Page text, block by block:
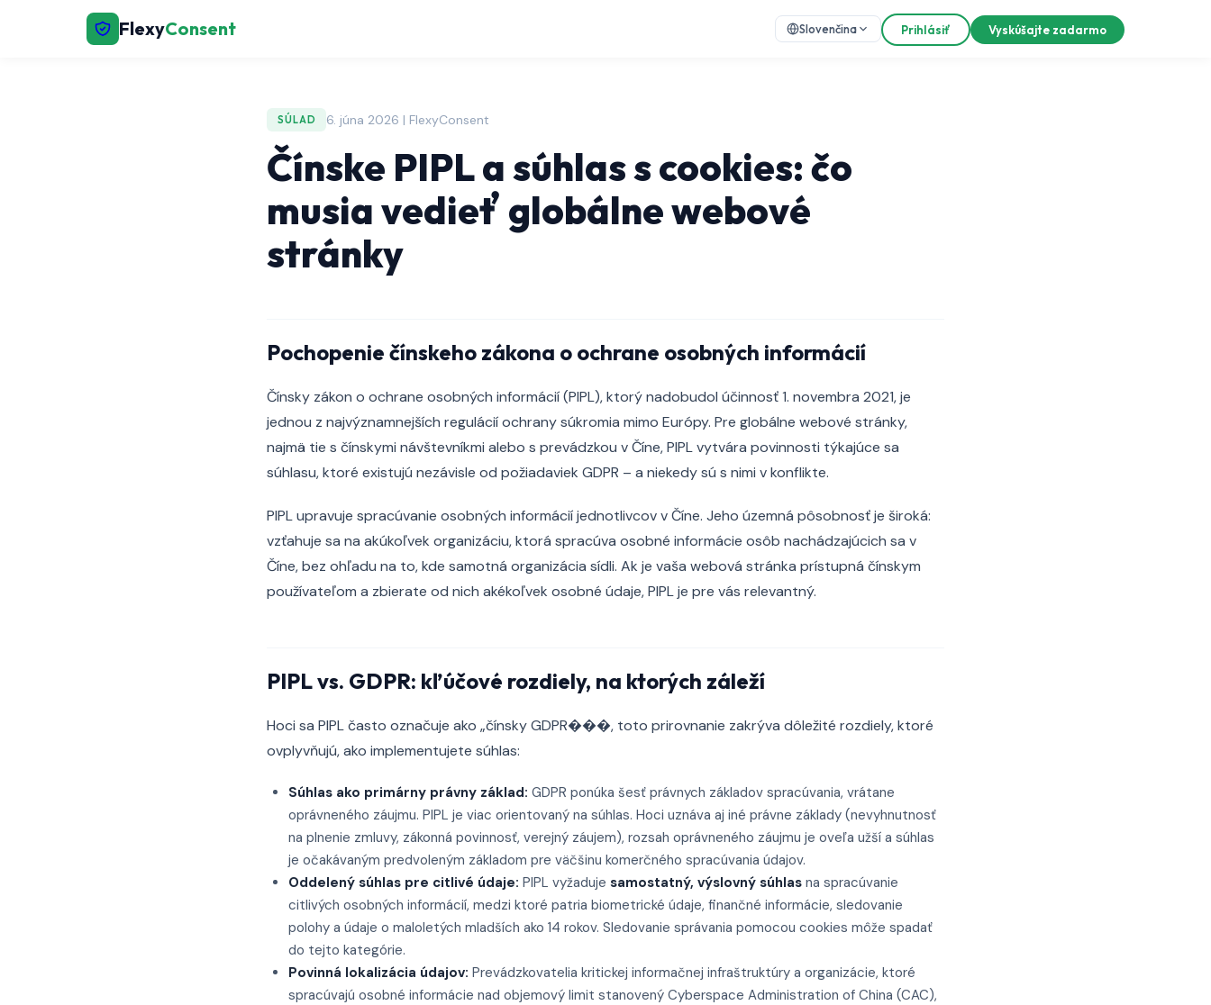
FlexyConsent Slovenčina Prihlásiť Vyskúšajte zadarmo
SÚLAD 6. júna 2026 | FlexyConsent
Čínske PIPL a súhlas s cookies: čo
musia vedieť globálne webové
stránky
Pochopenie čínskeho zákona o ochrane osobných informácií
Čínsky zákon o ochrane osobných informácií (PIPL), ktorý nadobudol účinnosť 1. novembra 2021, je
jednou z najvýznamnejších regulácií ochrany súkromia mimo Európy. Pre globálne webové stránky,
najmä tie s čínskymi návštevníkmi alebo s prevádzkou v Číne, PIPL vytvára povinnosti týkajúce sa
súhlasu, ktoré existujú nezávisle od požiadaviek GDPR – a niekedy sú s nimi v konflikte.
PIPL upravuje spracúvanie osobných informácií jednotlivcov v Číne. Jeho územná pôsobnosť je široká:
vzťahuje sa na akúkoľvek organizáciu, ktorá spracúva osobné informácie osôb nachádzajúcich sa v
Číne, bez ohľadu na to, kde samotná organizácia sídli. Ak je vaša webová stránka prístupná čínskym
používateľom a zbierate od nich akékoľvek osobné údaje, PIPL je pre vás relevantný.
PIPL vs. GDPR: kľúčové rozdiely, na ktorých záleží
Hoci sa PIPL často označuje ako „čínsky GDPR���, toto prirovnanie zakrýva dôležité rozdiely, ktoré
ovplyvňujú, ako implementujete súhlas:
Súhlas ako primárny právny základ: GDPR ponúka šesť právnych základov spracúvania, vrátane
oprávneného záujmu. PIPL je viac orientovaný na súhlas. Hoci uznáva aj iné právne základy (nevyhnutnosť
na plnenie zmluvy, zákonná povinnosť, verejný záujem), rozsah oprávneného záujmu je oveľa užší a súhlas
je očakávaným predvoleným základom pre väčšinu komerčného spracúvania údajov.
Oddelený súhlas pre citlivé údaje: PIPL vyžaduje samostatný, výslovný súhlas na spracúvanie
citlivých osobných informácií, medzi ktoré patria biometrické údaje, finančné informácie, sledovanie
polohy a údaje o maloletých mladších ako 14 rokov. Sledovanie správania pomocou cookies môže spadať
do tejto kategórie.
Povinná lokalizácia údajov: Prevádzkovatelia kritickej informačnej infraštruktúry a organizácie, ktoré
spracúvajú osobné informácie nad objemový limit stanovený Cyberspace Administration of China (CAC),